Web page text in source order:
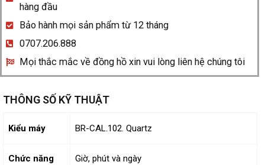
hàng đầu
Bảo hành mọi sản phẩm từ 12 tháng
0707.206.888
Mọi thắc mắc về đồng hồ xin vui lòng liên hệ chúng tôi
THÔNG SỐ KỸ THUẬT
Kiểu máy BR-CAL.102. Quartz
Chức năng Giờ, phút và ngày